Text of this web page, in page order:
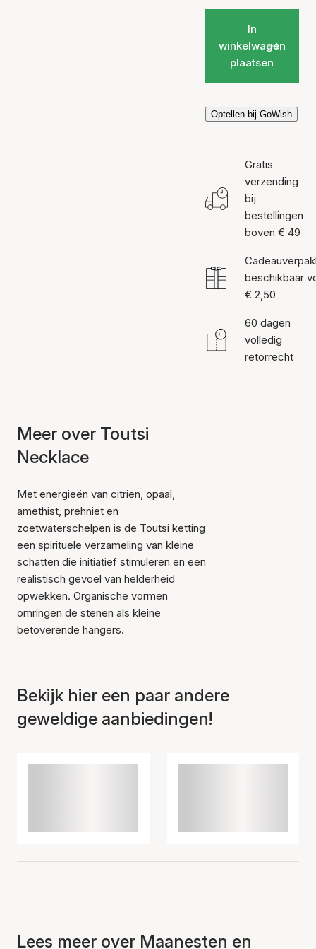
In
winkelwagen
plaatsen
Optellen bij GoWish
Item is toegevoegd aan
het winkelmandje
Gratis
verzending
bij
bestellingen
boven € 49
beschikbaar
€ 2,50
60 dagen
volledig
retorrecht
Meer over Toutsi
Necklace
Met energieën van citrien, opaal,
amethist, prehniet en
zoetwaterschelpen is de Toutsi ketting
een spirituele verzameling van kleine
schatten die initiatief stimuleren en een
realistisch gevoel van helderheid
opwekken. Organische vormen
omringen de stenen als kleine
betoverende hangers.
Bekijk hier een paar andere
geweldige aanbiedingen!
Lees meer over Maanesten en